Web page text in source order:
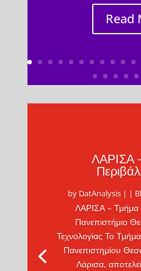
Read
ΛΑΡΙΣΑ
by DatAnalysis | |
ΛΑΡΙΣΑ – Τμήμα
Πανεπιστήμιο
Τεχνολογίας Το
Πανεπιστημίου
Λάρισα,